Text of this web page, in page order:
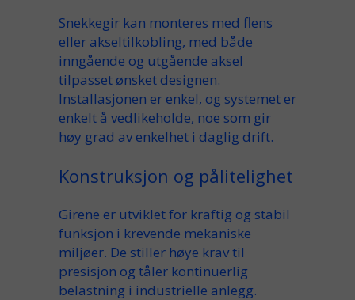
Snekkegir kan monteres med flens
eller akseltilkobling, med både
inngående og utgående aksel
tilpasset ønsketdesignen.
Installasjonen erenkel, og systemet er
enkeltå vedlikeholde, noe som gir
høy grad avenkelhet i daglig drift.
Konstruksjon og pålitelighet
Girene er utvikletfor kraftig og stabil
funksjon i krevende mekaniske
miljøer. De stiller høye kravtil
presisjon og tåler kontinuerlig
belastning i industrielle anlegg.